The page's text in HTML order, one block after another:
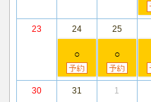
23 24
○
25
○
30 31 1